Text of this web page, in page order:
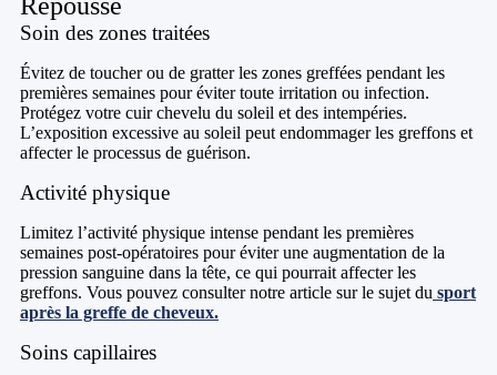
Soin des zones traitées
Évitez de toucher ou de gratter les zones greffées pendant les
premières semaines pour éviter toute irritation ou infection.
Protégez votre cuir chevelu du soleil et des intempéries.
L’exposition excessive au soleil peut endommager les greffons et
affecter le processus de guérison.
Activité physique
Limitez l’activité physique intense pendant les premières
semaines post-opératoires pour éviter une augmentation de la
pression sanguine dans la tête, ce qui pourrait affecter les
greffons. Vous pouvez consulter notre article sur le sujet du sport
après la greffe de cheveux.
Soins capillaires